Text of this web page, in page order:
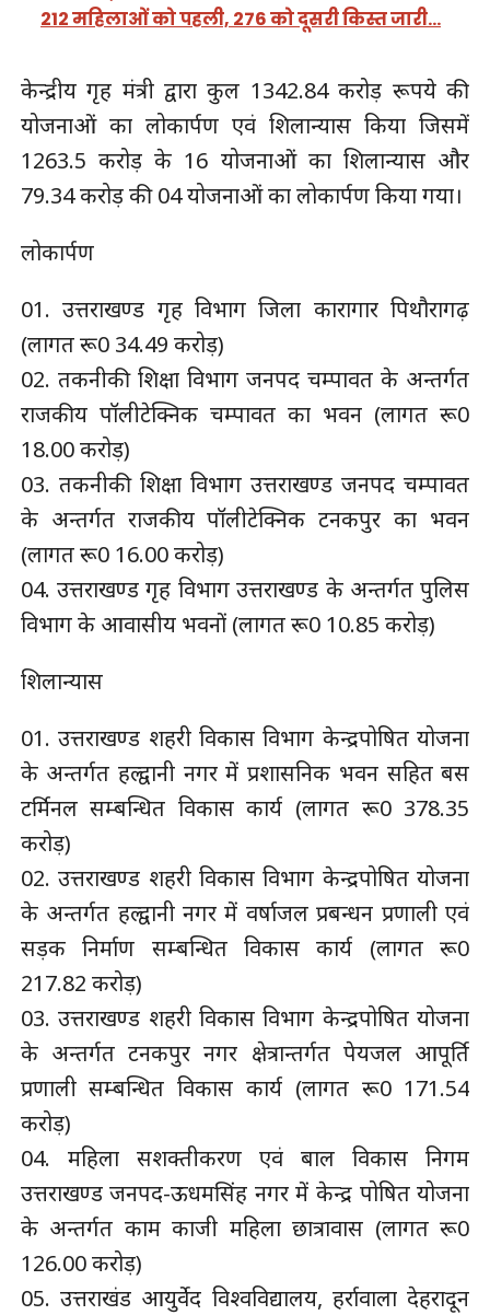
212 महिलाओं को पहली, 276 को दूसरी किस्त जारी…
केन्द्रीय गृह मंत्री द्वारा कुल 1342.84 करोड़ रूपये की
योजनाओं का लोकार्पण एवं शिलान्यास किया जिसमें
1263.5 करोड़ के 16 योजनाओं का शिलान्यास और
79.34 करोड़ की 04 योजनाओं का लोकार्पण किया गया।
लोकार्पण
01. उत्तराखण्ड गृह विभाग जिला कारागार पिथौरागढ़
(लागत रू0 34.49 करोड़)
02. तकनीकी शिक्षा विभाग जनपद चम्पावत के अन्तर्गत
राजकीय पॉलीटेक्निक चम्पावत का भवन (लागत रू0
18.00 करोड़)
03. तकनीकी शिक्षा विभाग उत्तराखण्ड जनपद चम्पावत
के अन्तर्गत राजकीय पॉलीटेक्निक टनकपुर का भवन
(लागत रू0 16.00 करोड़)
04. उत्तराखण्ड गृह विभाग उत्तराखण्ड के अन्तर्गत पुलिस
विभाग के आवासीय भवनों (लागत रू0 10.85 करोड़)
शिलान्यास
01. उत्तराखण्ड शहरी विकास विभाग केन्द्रपोषित योजना
के अन्तर्गत हल्द्वानी नगर में प्रशासनिक भवन सहित बस
टर्मिनल सम्बन्धित विकास कार्य (लागत रू0 378.35
करोड़)
02. उत्तराखण्ड शहरी विकास विभाग केन्द्रपोषित योजना
के अन्तर्गत हल्द्वानी नगर में वर्षाजल प्रबन्धन प्रणाली एवं
सड़क निर्माण सम्बन्धित विकास कार्य (लागत रू0
217.82 करोड़)
03. उत्तराखण्ड शहरी विकास विभाग केन्द्रपोषित योजना
के अन्तर्गत टनकपुर नगर क्षेत्रान्तर्गत पेयजल आपूर्ति
प्रणाली सम्बन्धित विकास कार्य (लागत रू0 171.54
करोड़)
04. महिला सशक्तीकरण एवं बाल विकास निगम
उत्तराखण्ड जनपद-ऊधमसिंह नगर में केन्द्र पोषित योजना
के अन्तर्गत काम काजी महिला छात्रावास (लागत रू0
126.00 करोड़)
05. उत्तराखंड आयुर्वेद विश्वविद्यालय, हर्रावाला देहरादून